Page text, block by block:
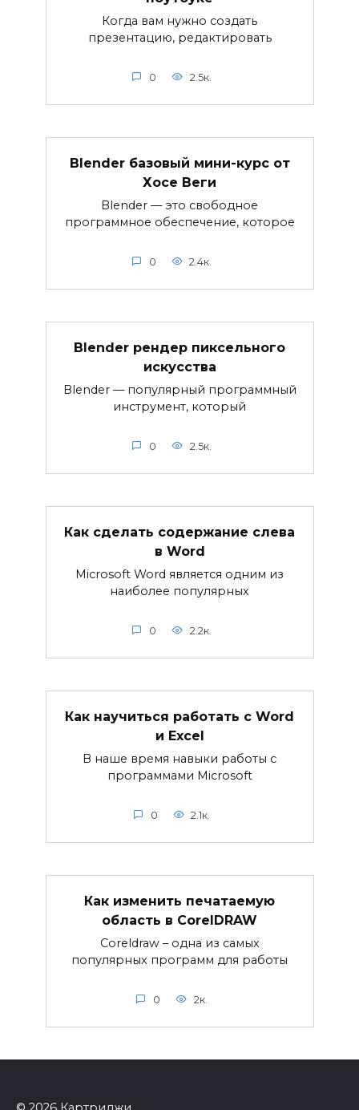
Когда вам нужно создать
презентацию, редактировать
0 2.5к.
Blender базовый мини-курс от
Хосе Веги
Blender — это свободное
программное обеспечение, которое
0 2.4к.
Blender рендер пиксельного
искусства
Blender — популярный программный
инструмент, который
0 2.5к.
Как сделать содержание слева
в Word
Microsoft Word является одним из
наиболее популярных
0 2.2к.
Как научиться работать с Word
и Excel
В наше время навыки работы с
программами Microsoft
0 2.1к.
Как изменить печатаемую
область в CorelDRAW
Coreldraw – одна из самых
популярных программ для работы
0 2к.